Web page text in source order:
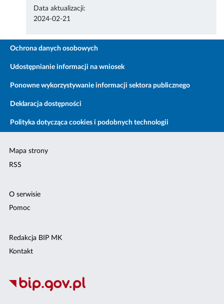
Data aktualizacji:
2024-02-21
Ochrona danych osobowych
Udostępnianie informacji na wniosek
Ponowne wykorzystywanie informacji sektora publicznego
Deklaracja dostępności
Polityka dotycząca cookies i podobnych technologii
Mapa strony
RSS
O serwisie
Pomoc
Redakcja BIP MK
Kontakt